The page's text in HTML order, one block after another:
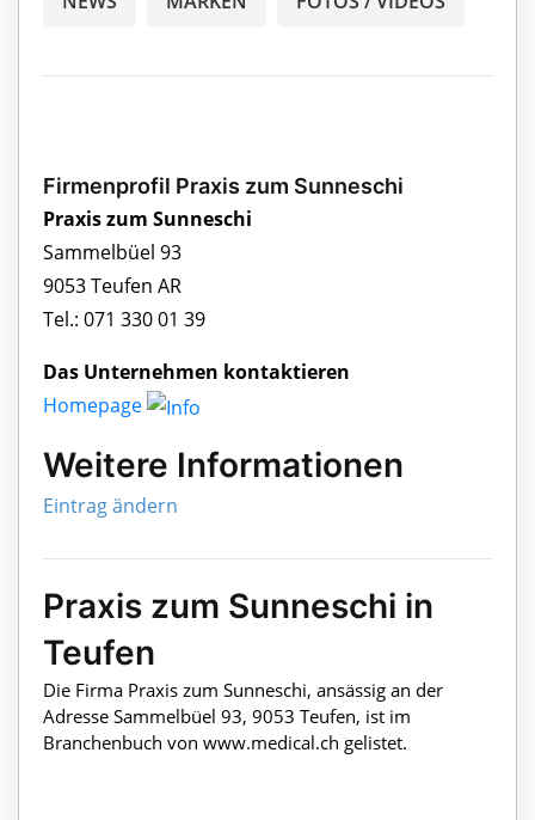
Firmenprofil Praxis zum Sunneschi
Praxis zum Sunneschi
Sammelbüel 93
9053 Teufen AR
Tel.: 071 330 01 39
Das Unternehmen kontaktieren
Homepage
Weitere Informationen
Eintrag ändern
Praxis zum Sunneschi in
Teufen
Die Firma Praxis zum Sunneschi, ansässig an der
Adresse Sammelbüel 93, 9053 Teufen, ist im
Branchenbuch von www.medical.ch gelistet.